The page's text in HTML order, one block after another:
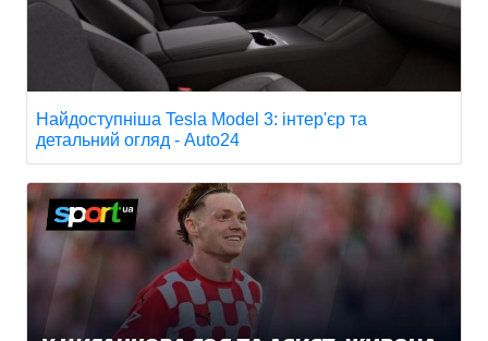
Найдоступніша Tesla Model 3: інтер'єр та
детальний огляд - Auto24